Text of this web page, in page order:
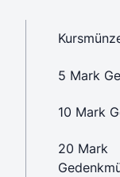
5 Mark
10 Mark
20 Mark